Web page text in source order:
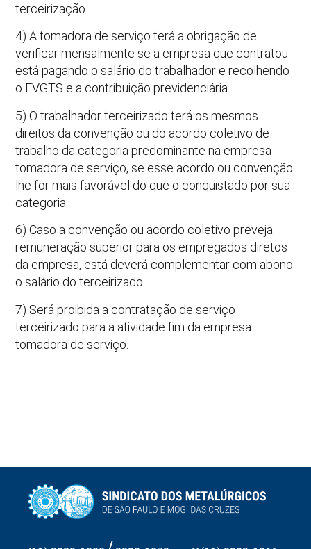
terceirização.
4) A tomadora de serviço terá a obrigação de
verificar mensalmente se a empresa que contratou
está pagando o salário do trabalhador e recolhendo
o FVGTS e a contribuição previdenciária.
5) O trabalhador terceirizado terá os mesmos
direitos da convenção ou do acordo coletivo de
trabalho da categoria predominante na empresa
tomadora de serviço, se esse acordo ou convenção
lhe for mais favorável do que o conquistado por sua
categoria.
6) Caso a convenção ou acordo coletivo preveja
remuneração superior para os empregados diretos
da empresa, está deverá complementar com abono
o salário do terceirizado.
7) Será proibida a contratação de serviço
terceirizado para a atividade fim da empresa
tomadora de serviço.
/